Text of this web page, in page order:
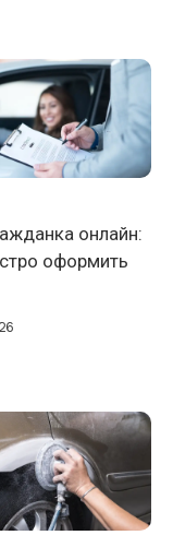
онлайн:
оформить